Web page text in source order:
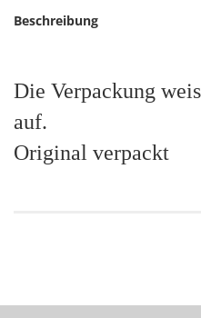
Beschreibung
Die Verpackung
auf.
Original verpackt